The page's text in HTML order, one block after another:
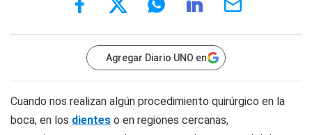
Agregar Diario UNO en
Cuando nos realizan algún procedimiento quirúrgico en la
boca, en los dientes o en regiones cercanas,